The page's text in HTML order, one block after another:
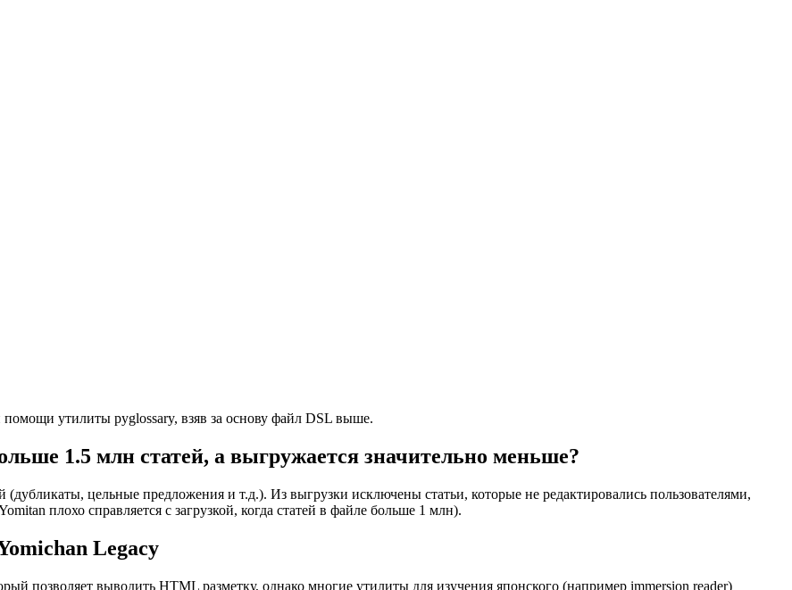
утилиты pyglossary, взяв за основу файл DSL выше.
1.5 млн статей, а выгружается значительно меньше?
(дубликаты, цельные предложения и т.д.). Из выгрузки исключены статьи, которые не редактировались пользователями,
плохо справляется с загрузкой, когда статей в файле больше 1 млн).
Legacy
позволяет выводить HTML разметку, однако многие утилиты для изучения японского (например immersion reader)